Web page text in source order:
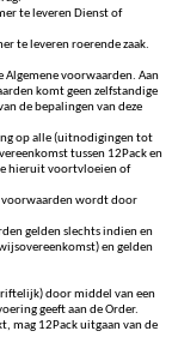
te leveren Dienst of
te leveren roerende zaak.
Algemene voorwaarden. Aan
komt geen zelfstandige
de bepalingen van deze
op alle (uitnodigingen tot
tussen 12Pack en
hieruit voortvloeien of
voorwaarden wordt door
gelden slechts indien en
en gelden
door middel van een
geeft aan de Order.
mag 12Pack uitgaan van de